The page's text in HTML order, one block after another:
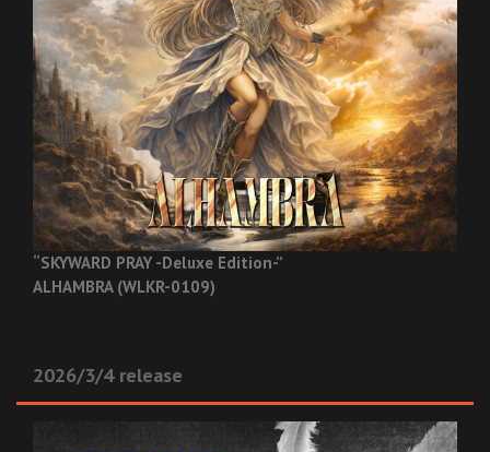
“SKYWARD PRAY -Deluxe Edition-”
ALHAMBRA (WLKR-0109)
2026/3/4 release